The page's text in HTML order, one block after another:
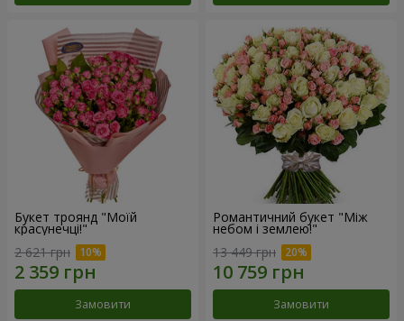
Букет троянд "Моїй
красунечці!"
2 621 грн
Замовити
Романтичний букет "Між
небом і землею!"
13 449 грн
Замовити